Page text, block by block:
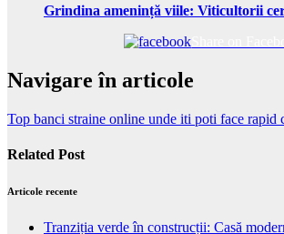
Grindina amenință viile: Viticultorii
Navigare în articole
Top banci straine online unde iti poti face rapid
Related Post
Articole recente
Tranziția verde în construcții: Casă